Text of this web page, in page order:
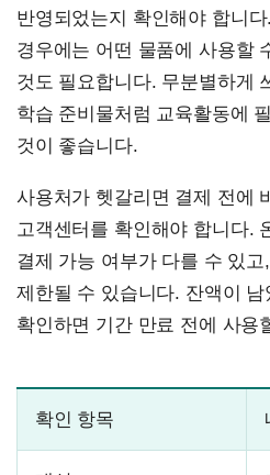
반영되었는지 확인해야 합니
경우에는 어떤 물품에 사용할
것도 필요합니다. 무분별하게
학습 준비물처럼 교육활동에
것이 좋습니다.
사용처가 헷갈리면 결제 전에
고객센터를 확인해야 합니다.
결제 가능 여부가 다를 수 있
제한될 수 있습니다. 잔액이
확인하면 기간 만료 전에 사용
확인 항목